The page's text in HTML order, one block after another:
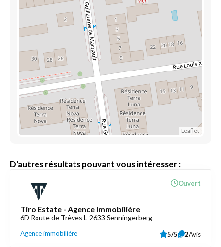
Leaflet
D'autres résultats pouvant vous intéresser :
Tiro Estate - Agence Immobilière
6D Route de Trèves L-2633 Senningerberg
Agence immobilière
Ouvert
5/5 2Avis